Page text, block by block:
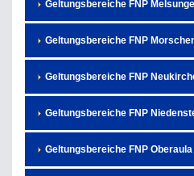
Geltungsbereiche FNP
Geltungsbereiche FNP
Geltungsbereiche FNP
Geltungsbereiche FNP
Geltungsbereiche FNP Oberaula